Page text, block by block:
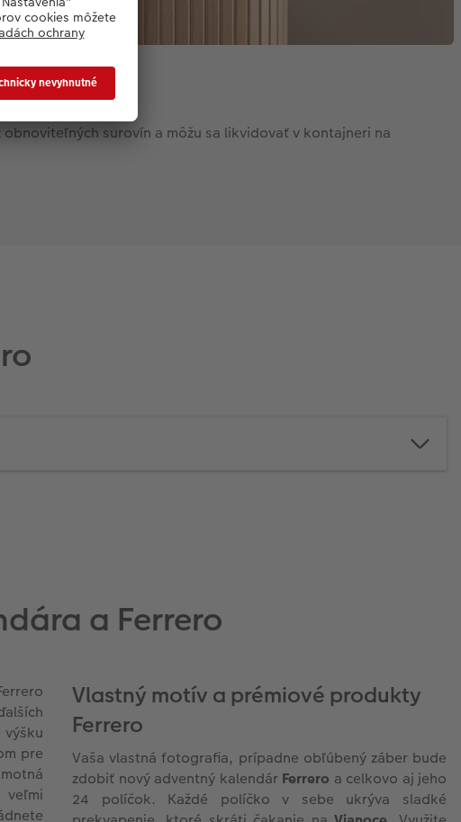
surovín a môžu sa likvidovať v kontajneri na
a Ferrero
pre
Vlastný motív a prémiové produkty
Ferrero
Vaša vlastná fotografia, prípadne obľúbený záber bude
zdobiť nový adventný kalendár Ferrero a celkovo aj jeho
24 políčok. Každé políčko v sebe ukrýva sladké